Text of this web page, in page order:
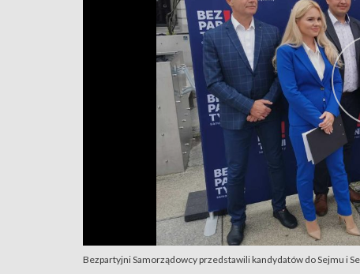
Bezpartyjni Samorządowcy przedstawili kandydatów do Sejmu i